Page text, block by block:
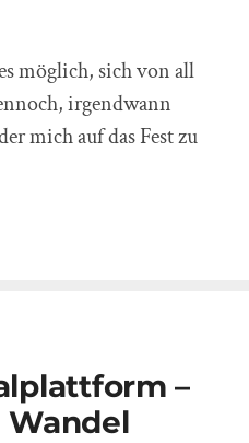
möglich, sich von all
irgendwann
mich auf das Fest zu
–
Wandel